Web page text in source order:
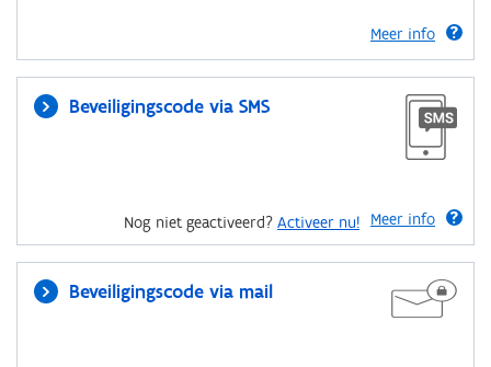
Meer info
Beveiligingscode via SMS
Meer info
Nog niet geactiveerd? Activeer nu!
Beveiligingscode via mail